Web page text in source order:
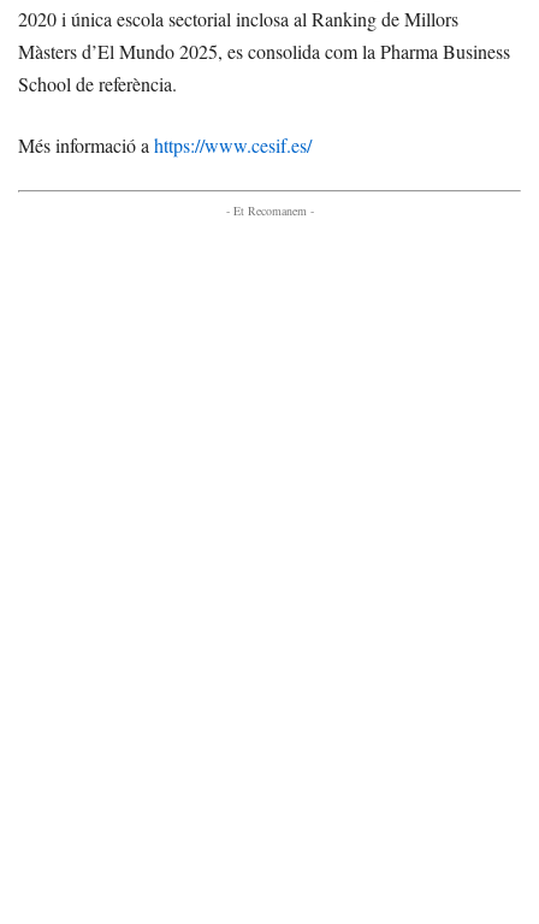
2020 i única escola sectorial inclosa al Ranking de Millors
Màsters d’El Mundo 2025, es consolida com la Pharma Business
School de referència.
Més informació a https://www.cesif.es/
- Et Recomanem -